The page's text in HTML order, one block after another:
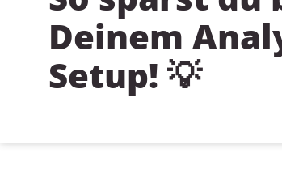
Deinem
Setup! 💡